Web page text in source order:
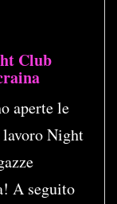
Club
aperte le
Night
A seguito